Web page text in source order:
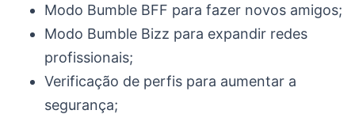
Modo Bumble BFF para fazer novos amigos;
Modo Bumble Bizz para expandir redes
profissionais;
Verificação de perfis para aumentar a
segurança;